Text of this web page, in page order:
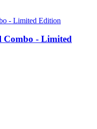
Combo - Limited